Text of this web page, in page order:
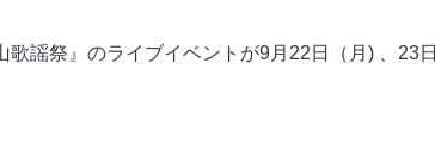
謡祭』のライブイベントが9月22日（月) 、23日